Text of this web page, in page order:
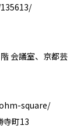
会議室、京都芸
square/
寺町13